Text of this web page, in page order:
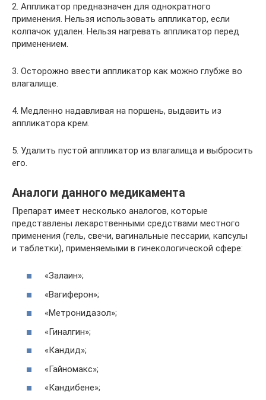
2. Аппликатор предназначен для однократного
применения. Нельзя использовать аппликатор, если
колпачок удален. Нельзя нагревать аппликатор перед
применением.
3. Осторожно ввести аппликатор как можно глубже во
влагалище.
4. Медленно надавливая на поршень, выдавить из
аппликатора крем.
5. Удалить пустой аппликатор из влагалища и выбросить
его.
Аналоги данного медикамента
Препарат имеет несколько аналогов, которые
представлены лекарственными средствами местного
применения (гель, свечи, вагинальные пессарии, капсулы
и таблетки), применяемыми в гинекологической сфере:
«Залаин»;
«Вагиферон»;
«Метронидазол»;
«Гиналгин»;
«Кандид»;
«Гайномакс»;
«Кандибене»;